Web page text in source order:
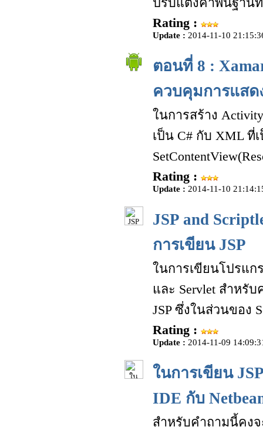
ปรับแต่งค่าพื้นฐานที่
Rating :
Update : 2014-11-10
ตอนที่ 8 :
ควบคุมการแสด
ในการสร้าง
เป็น C# กับ XML ที่
Rating :
Update : 2014-11-10
JSP and
การเขียน JSP
ในการเขียนโปรแก
และ Servlet สำหรั
JSP ซึ่งในส่วนของ
Rating :
Update : 2014-11-09
ในการเขียน
IDE กับ
สำหรับคำถามนี้คง